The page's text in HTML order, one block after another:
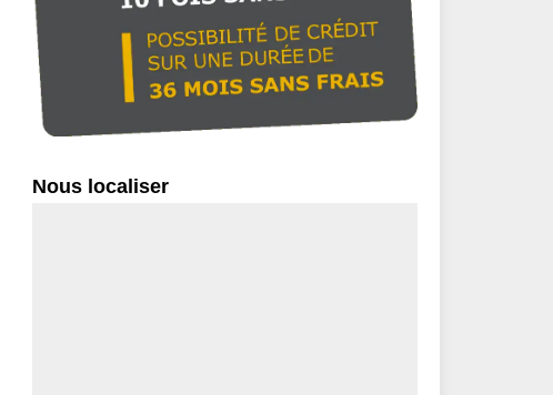
Nous localiser